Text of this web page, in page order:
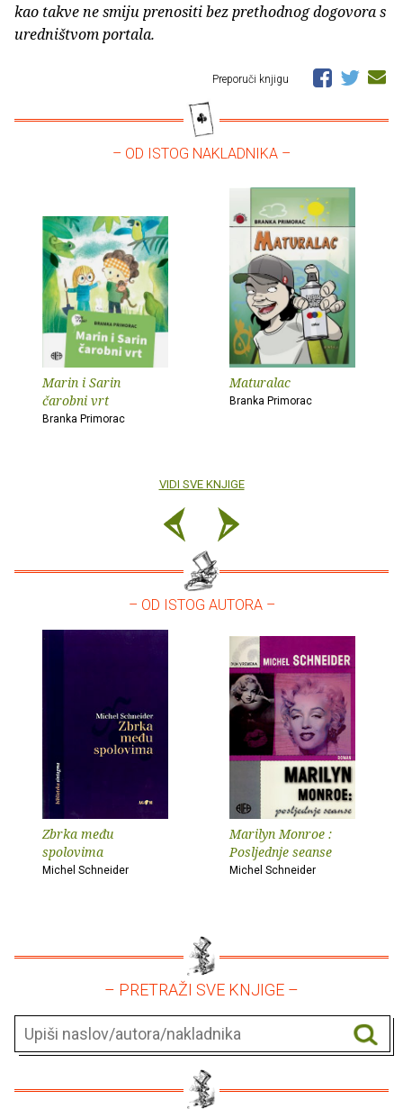
kao takve ne smiju prenositi bez prethodnog dogovora s
uredništvom portala.
Preporuči knjigu
– OD ISTOG NAKLADNIKA –
Marin i Sarin
čarobni vrt
Branka Primorac
Maturalac
Branka Primorac
VIDI SVE KNJIGE
– OD ISTOG AUTORA –
Zbrka među
spolovima
Michel Schneider
Marilyn Monroe :
Posljednje seanse
Michel Schneider
– PRETRAŽI SVE KNJIGE –